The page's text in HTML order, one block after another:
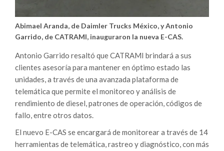
Abimael Aranda, de Daimler Trucks México, y Antonio
Garrido, de CATRAMI, inauguraron la nueva E-CAS.
Antonio Garrido resaltó que CATRAMI brindará a sus
clientes asesoría para mantener en óptimo estado las
unidades, a través de una avanzada plataforma de
telemática que permite el monitoreo y análisis de
rendimiento de diesel, patrones de operación, códigos de
fallo, entre otros datos.
El nuevo E-CAS se encargará de monitorear a través de 14
herramientas de telemática, rastreo y diagnóstico, con más